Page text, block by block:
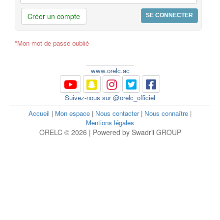
Créer un compte
*Mon mot de passe oublié
www.orelc.ac
Suivez-nous sur @orelc_officiel
Accueil | Mon espace | Nous contacter| Nous connaître |
Mentions légales
ORELC © 2026 | Powered by Swadrii GROUP